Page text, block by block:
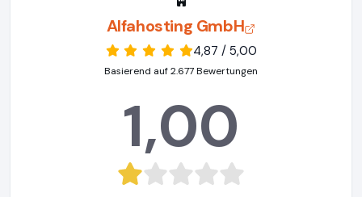
Alfahosting GmbH
4,87 / 5,00
Basierend auf 2.677 Bewertungen
1,00